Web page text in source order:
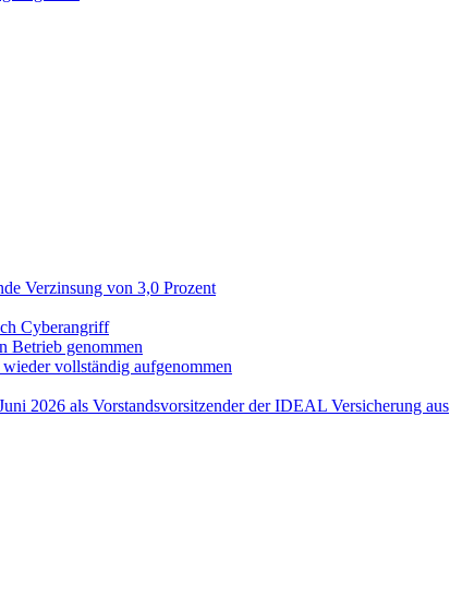
Verzinsung von 3,0 Prozent
Cyberangriff
Betrieb genommen
vollständig aufgenommen
2026 als Vorstandsvorsitzender der IDEAL Versicherung aus